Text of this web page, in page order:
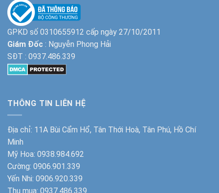
GPKD số 0310655912 cấp ngày 27/10/2011
Giám Đốc : Nguyễn Phong Hải
SĐT : 0937.486.339
THÔNG TIN LIÊN HỆ
Địa chỉ: 11A Bùi Cẩm Hổ, Tân Thới Hoà, Tân Phú, Hồ Chí
Minh
Mỹ Hoa: 0938.984.692
Cường: 0906.901.339
Yến Nhi: 0906.920.339
Thu mua: 0937.486.339